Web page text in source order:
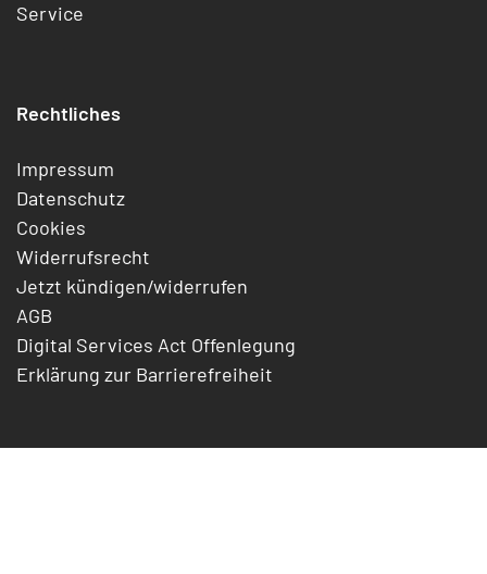
Service
Rechtliches
Impressum
Datenschutz
Cookies
Widerrufsrecht
Jetzt kündigen/widerrufen
AGB
Digital Services Act Offenlegung
Erklärung zur Barrierefreiheit